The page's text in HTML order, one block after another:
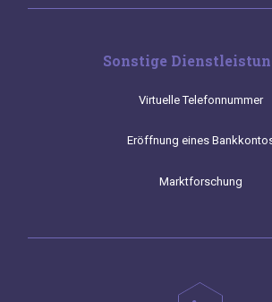
Sonstige
Virtuelle Telefonnummer
Eröffnung eines
Marktforschung